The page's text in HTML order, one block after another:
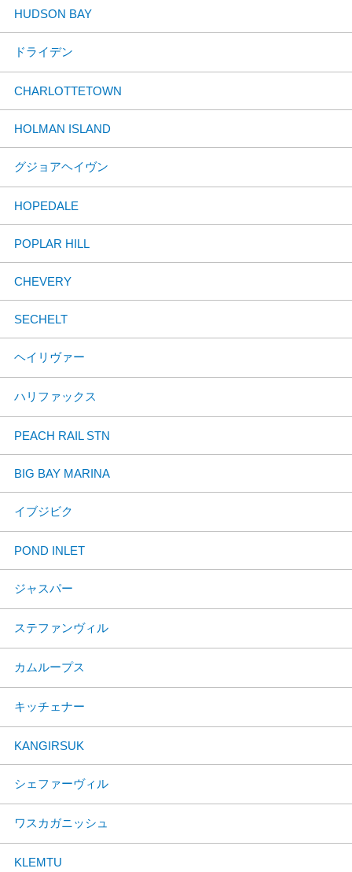
HUDSON BAY
ドライデン
CHARLOTTETOWN
HOLMAN ISLAND
グジョアヘイヴン
HOPEDALE
POPLAR HILL
CHEVERY
SECHELT
ヘイリヴァー
ハリファックス
PEACH RAIL STN
BIG BAY MARINA
イブジビク
POND INLET
ジャスパー
ステファンヴィル
カムループス
キッチェナー
KANGIRSUK
シェファーヴィル
ワスカガニッシュ
KLEMTU